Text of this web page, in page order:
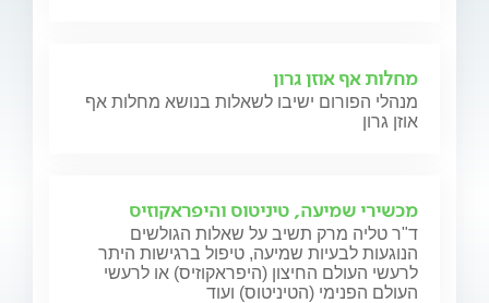
מחלות אף אוזן גרון
מנהלי הפורום ישיבו לשאלות בנושא מחלות אף
אוזן גרון
מכשירי שמיעה, טיניטוס והיפראקוזיס
ד"ר טליה מרק תשיב על שאלות הגולשים
הנוגעות לבעיות שמיעה, טיפול ברגישות היתר
לרעשי העולם החיצון (היפראקוזיס) או לרעשי
העולם הפנימי (הטיניטוס) ועוד